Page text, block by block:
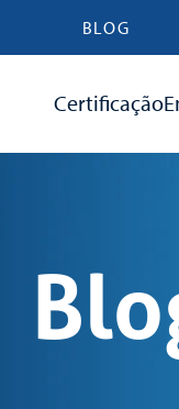
BLOG
Certificação